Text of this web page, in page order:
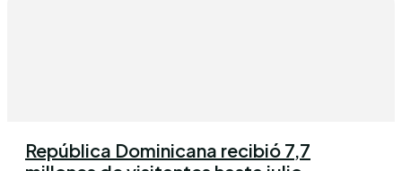
República Dominicana recibió 7,7